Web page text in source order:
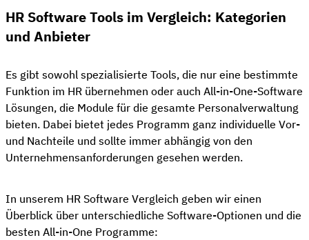
HR Software Tools im Vergleich: Kategorien
und Anbieter
Es gibt sowohl spezialisierte Tools, die nur eine bestimmte
Funktion im HR übernehmen oder auch All-in-One-Software
Lösungen, die Module für die gesamte Personalverwaltung
bieten. Dabei bietet jedes Programm ganz individuelle Vor-
und Nachteile und sollte immer abhängig von den
Unternehmensanforderungen gesehen werden.
In unserem HR Software Vergleich geben wir einen
Überblick über unterschiedliche Software-Optionen und die
besten All-in-One Programme: